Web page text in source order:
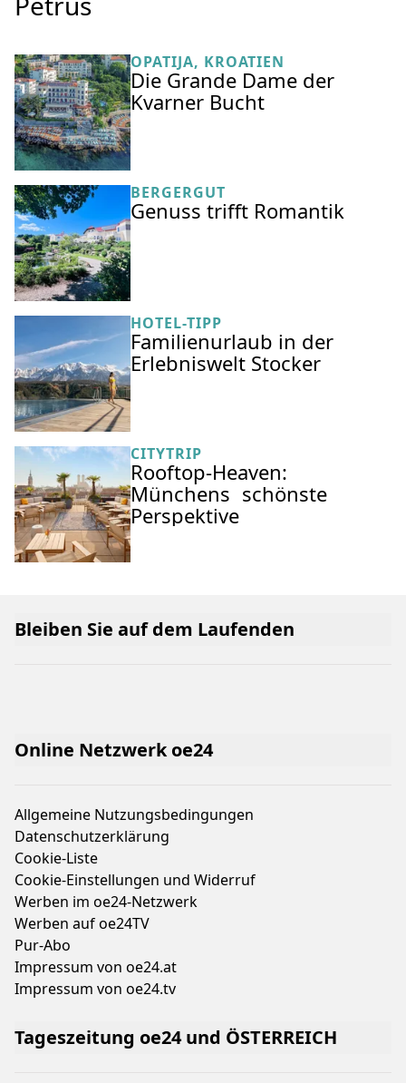
OPATIJA, KROATIEN
Die Grande Dame der
Kvarner Bucht
BERGERGUT
Genuss trifft Romantik
HOTEL-TIPP
Familienurlaub in der
Erlebniswelt Stocker
CITYTRIP
Rooftop-Heaven:
Münchens schönste
Perspektive
Online Netzwerk oe24
Allgemeine Nutzungsbedingungen
Datenschutzerklärung
Cookie-Liste
Cookie-Einstellungen und Widerruf
Werben im oe24-Netzwerk
Werben auf oe24TV
Pur-Abo
Impressum von oe24.at
Impressum von oe24.tv
Tageszeitung oe24 und ÖSTERREICH
Bleiben Sie auf dem Laufenden